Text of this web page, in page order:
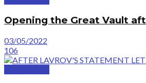
Opening the Great Vault
03/05/2022
106